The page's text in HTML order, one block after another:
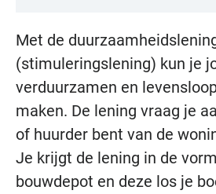
Met de
(stimuleringslening) kun je
verduurzamen en
maken. De lening vraag je
of huurder bent van de
Je krijgt de lening in de
bouwdepot en deze los je